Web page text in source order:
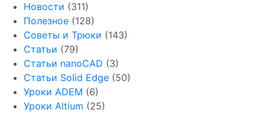
Новости (311)
Полезное (128)
Советы и Трюки (143)
Статьи (79)
Статьи nanoCAD (3)
Статьи Solid Edge (50)
Уроки ADEM (6)
Уроки Altium (25)